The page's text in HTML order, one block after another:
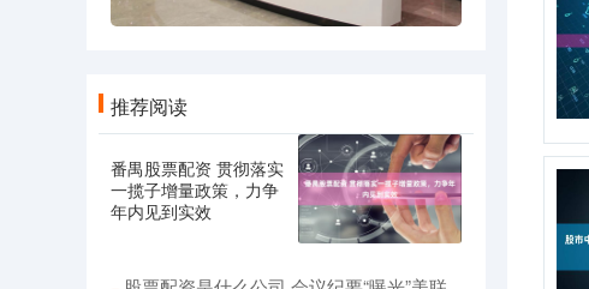
推荐阅读
番禺股票配资 贯彻落实
一揽子增量政策，力争
年内见到实效